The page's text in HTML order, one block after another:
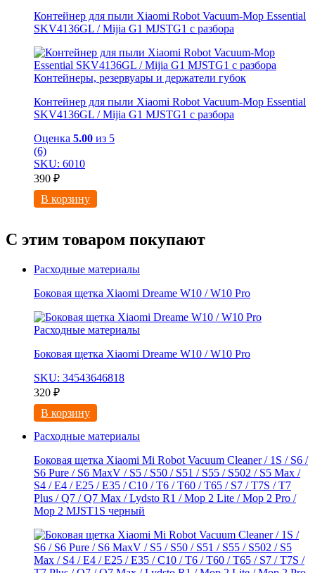
Контейнер для пыли Xiaomi Robot Vacuum-Mop Essential
SKV4136GL / Mijia G1 MJSTG1 с разбора
Контейнеры, резервуары и держатели губок
Контейнер для пыли Xiaomi Robot Vacuum-Mop Essential
SKV4136GL / Mijia G1 MJSTG1 с разбора
Оценка 5.00 из 5
(6)
SKU: 6010
390 ₽
В корзину
С этим товаром покупают
Расходные материалы
Боковая щетка Xiaomi Dreame W10 / W10 Pro
Расходные материалы
Боковая щетка Xiaomi Dreame W10 / W10 Pro
SKU: 34543646818
320 ₽
В корзину
Расходные материалы
Боковая щетка Xiaomi Mi Robot Vacuum Cleaner / 1S / S6 /
S6 Pure / S6 MaxV / S5 / S50 / S51 / S55 / S502 / S5 Max /
S4 / E4 / E25 / E35 / C10 / T6 / T60 / T65 / S7 / T7S / T7
Plus / Q7 / Q7 Max / Lydsto R1 / Mop 2 Lite / Mop 2 Pro /
Mop 2 MJST1S черный